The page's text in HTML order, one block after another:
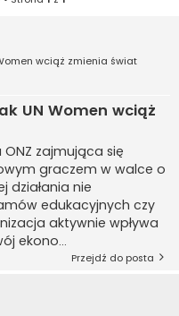
wciąż zmienia świat
UN Women wciąż
zajmująca się
graczem w walce o
działania nie
edukacyjnych czy
aktywnie wpływa
ekono...
Przejdź do posta